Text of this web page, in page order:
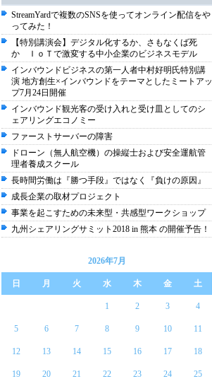
StreamYardで複数のSNSを使ってオンライン配信をや
ってみた！
【特別講演会】デジタル化するか、さもなくば死
か ＩｏＴで激変する中小企業のビジネスモデル
インバウンドビジネスの第一人者中村好明氏特別講
演 地方創生×インバウンドをテーマとしたミートアッ
プ7月24日開催
インバウンド観光客の受け入れと受け皿としてのシ
ェアリングエコノミー
ファーストサーバーの障害
ドローン（無人航空機）の操縦士および安全運航管
理者養成スクール
長時間労働は『勝つ手段』ではなく『負けの原因』
成長企業の取材プロジェクト
事業を起こすための未来型・共感型ワークショップ
九州シェアリングサミット2018 in 熊本 の開催予告！
2026年7月
日 月 火 水 木 金 土
1 2 3 4
5 6 7 8 9 10 11
12 13 14 15 16 17 18
19 20 21 22 23 24 25